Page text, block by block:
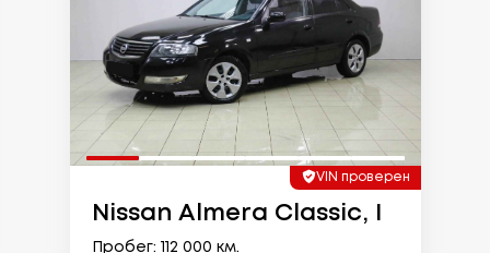
VIN проверен
Nissan Almera Classic, I
Пробег: 112 000 км.